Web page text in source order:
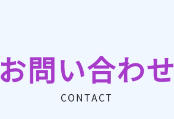
お問い合わせ
CONTACT